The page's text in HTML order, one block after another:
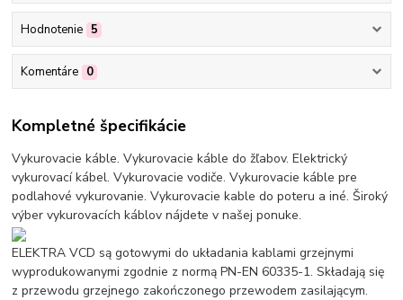
Hodnotenie 5
Komentáre 0
Kompletné špecifikácie
Vykurovacie káble. Vykurovacie káble do žľabov. Elektrický
vykurovací kábel. Vykurovacie vodiče. Vykurovacie káble pre
podlahové vykurovanie. Vykurovacie kable do poteru a iné. Široký
výber vykurovacích káblov nájdete v našej ponuke.
ELEKTRA VCD są gotowymi do układania kablami grzejnymi
wyprodukowanymi zgodnie z normą PN-EN 60335-1. Składają się
z przewodu grzejnego zakończonego przewodem zasilającym.